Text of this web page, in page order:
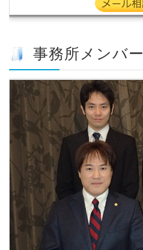
事務所メンバー